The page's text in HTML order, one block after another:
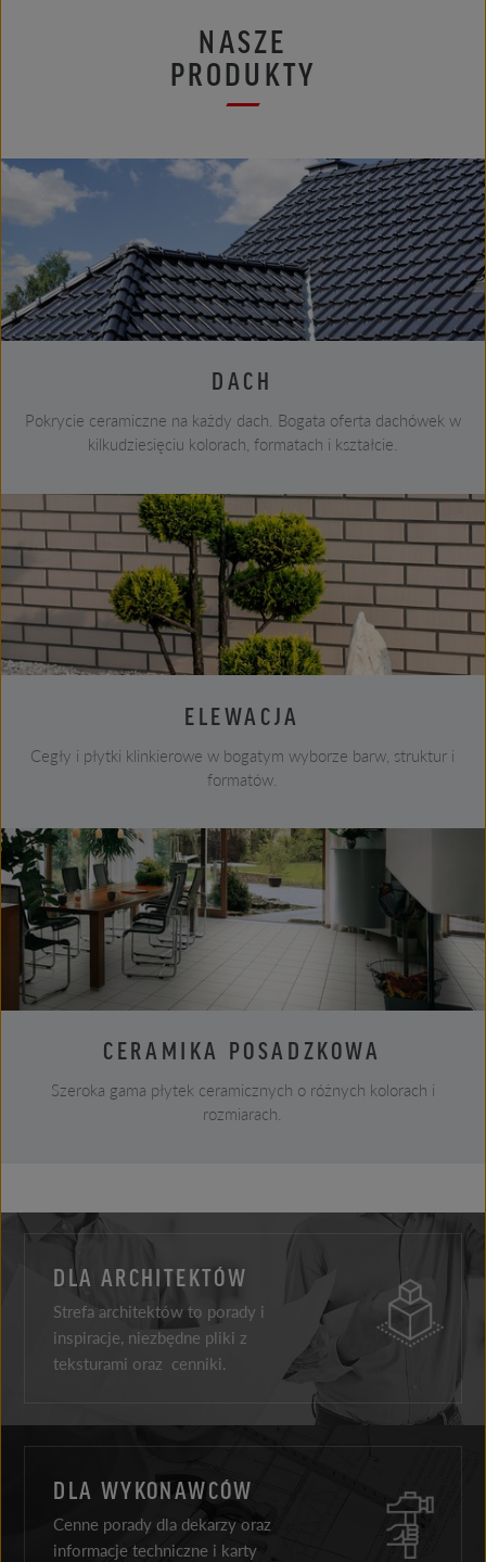
NASZE
PRODUKTY
DACH
Pokrycie ceramiczne na każdy dach. Bogata oferta dachówek w
kilkudziesięciu kolorach, formatach i kształcie.
ELEWACJA
Cegły i płytki klinkierowe w bogatym wyborze barw, struktur i
formatów.
CERAMIKA POSADZKOWA
Szeroka gama płytek ceramicznych o różnych kolorach i
rozmiarach.
DLA ARCHITEKTÓW
Strefa architektów to porady i
inspiracje, niezbędne pliki z
teksturami oraz cenniki.
DLA WYKONAWCÓW
Cenne porady dla dekarzy oraz
informacje techniczne i karty